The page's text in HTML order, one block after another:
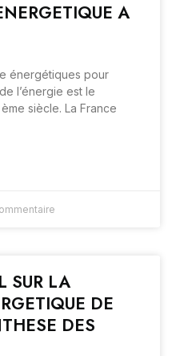
A
énergétiques pour
l’énergie est le
siècle. La France
SUR LA
DE
DES